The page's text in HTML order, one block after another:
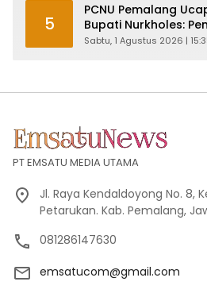
5
PCNU Pemalang
Bupati Nurkholes:
Pelayan Rakyat!
Sabtu, 1 Agustus 2026 |
PT EMSATU MEDIA UTAMA
Jl. Raya Kendaldoyong No. 8,
Petarukan. Kab. Pemalang,
081286147630
emsatucom@gmail.com